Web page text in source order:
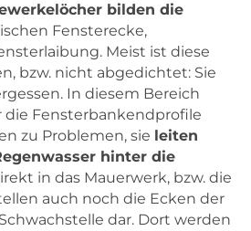
bilden die
Fensterecke,
Meist ist diese
bzw. nicht abgedichtet: Sie
In diesem Bereich
die Fensterbankendprofile
zu Problemen, sie leiten
hinter die
in das Mauerwerk, bzw. die
auch noch die Ecken der
dar. Dort werden